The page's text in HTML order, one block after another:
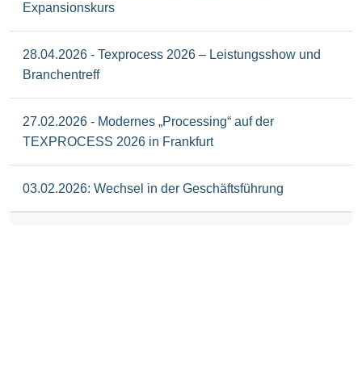
Expansionskurs
28.04.2026 - Texprocess 2026 – Leistungsshow und
Branchentreff
27.02.2026 - Modernes „Processing“ auf der
TEXPROCESS 2026 in Frankfurt
03.02.2026: Wechsel in der Geschäftsführung